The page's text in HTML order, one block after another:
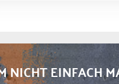
NICHT EINFACH